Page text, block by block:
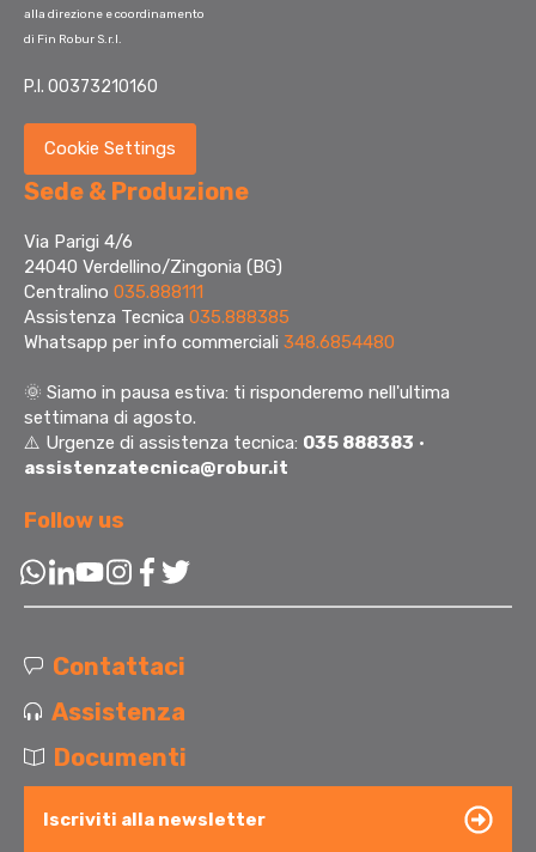
alla direzione e coordinamento
di Fin Robur S.r.l.
P.I. 00373210160
Cookie Settings
Sede & Produzione
Via Parigi 4/6
24040 Verdellino/Zingonia (BG)
Centralino 035.888111
Assistenza Tecnica 035.888385
Whatsapp per info commerciali 348.6854480
🌞 Siamo in pausa estiva: ti risponderemo nell'ultima
settimana di agosto.
⚠️ Urgenze di assistenza tecnica: 035 888383 ·
assistenzatecnica@robur.it
Follow us
Contattaci
Assistenza
Documenti
Iscriviti alla newsletter